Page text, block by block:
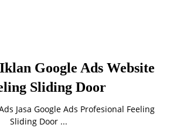
Google Ads Website
Sliding Door
Jasa Google Ads Profesional Feeling
Sliding Door ...